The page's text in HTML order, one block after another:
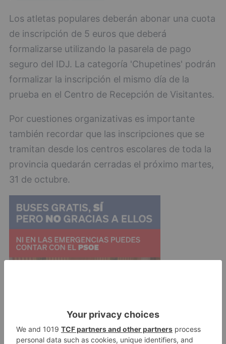
Los atletas populares deberán abonar una cuota
de inscripción de 5 euros que deberá
formalizarse utilizando la pasarela de pago
seguro del IDJ. La categoría 'Chupetines' podrán
formalizar la inscripción el mismo día de la
prueba en el Centro de Recepción de Visitantes.
Por cuestiones organizativas es importante
también recordar que las inscripciones que se
tramitan desde los centros escolares de toda la
provincia quedarán cerradas el próximo martes,
31 de octubre.